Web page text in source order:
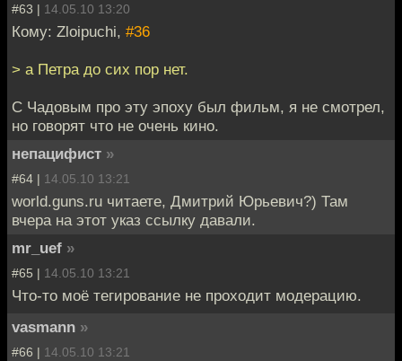
#63 | 14.05.10 13:20
Кому: Zloipuchi, #36
> а Петра до сих пор нет.
С Чадовым про эту эпоху был фильм, я не смотрел,
но говорят что не очень кино.
непацифист »
#64 | 14.05.10 13:21
world.guns.ru читаете, Дмитрий Юрьевич?) Там
вчера на этот указ ссылку давали.
mr_uef »
#65 | 14.05.10 13:21
Что-то моё тегирование не проходит модерацию.
vasmann »
#66 | 14.05.10 13:21